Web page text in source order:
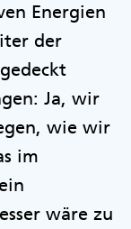
Energien
der
Ja, wir
wie wir
im
wäre zu